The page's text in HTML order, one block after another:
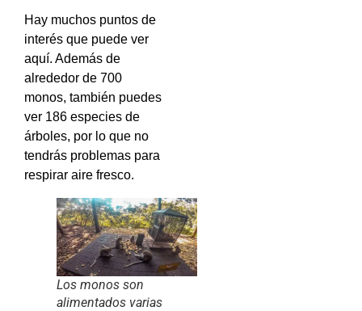
Hay muchos puntos de
interés que puede ver
aquí. Además de
alrededor de 700
monos, también puedes
ver 186 especies de
árboles, por lo que no
tendrás problemas para
respirar aire fresco.
Los monos son
alimentados varias